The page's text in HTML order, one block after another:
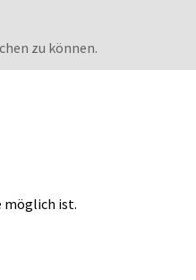
zu können.
möglich ist.